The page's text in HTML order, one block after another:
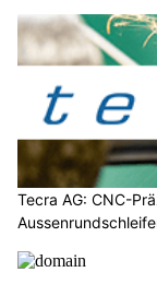
Tecra AG: CNC-